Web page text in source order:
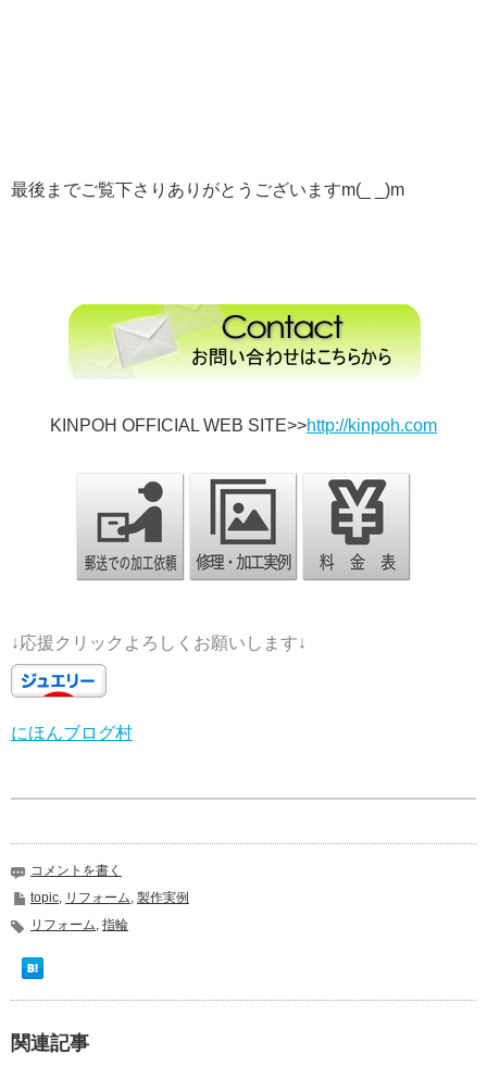
最後までご覧下さりありがとうございますm(_ _)m
KINPOH OFFICIAL WEB SITE>>http://kinpoh.com
↓応援クリックよろしくお願いします↓
にほんブログ村
コメントを書く
topic リフォーム 製作実例
リフォーム 指輪
関連記事